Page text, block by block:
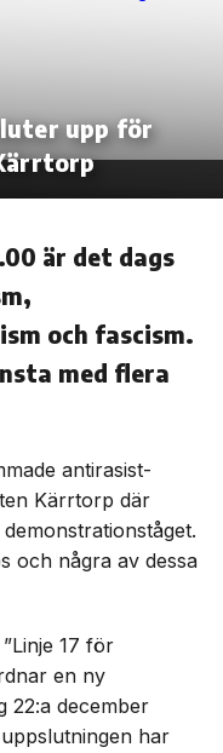
upp för
är det dags
och fascism.
med flera
antirasist-
Kärrtorp där
och några av dessa
17 för
en ny
22:a december
har